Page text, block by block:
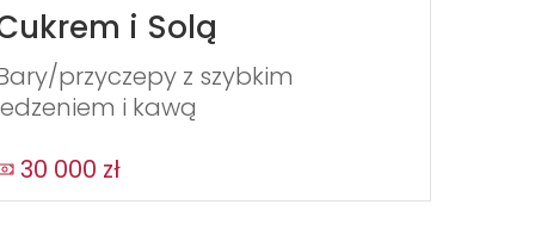
i Solą
przyczepy z szybkim
i kawą
30 000 zł